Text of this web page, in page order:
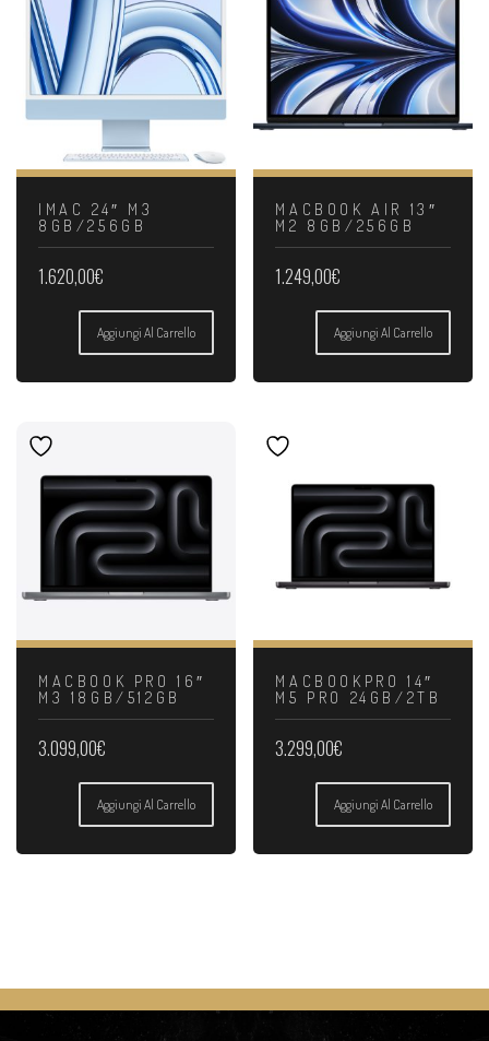
IMAC 24″ M3
8GB/256GB
1.620,00€
Aggiungi Al Carrello
MACBOOK AIR 13″
M2 8GB/256GB
1.249,00€
Aggiungi Al Carrello
MACBOOK PRO 16″
M3 18GB/512GB
3.099,00€
Aggiungi Al Carrello
MACBOOKPRO 14″
M5 PRO 24GB/2TB
3.299,00€
Aggiungi Al Carrello